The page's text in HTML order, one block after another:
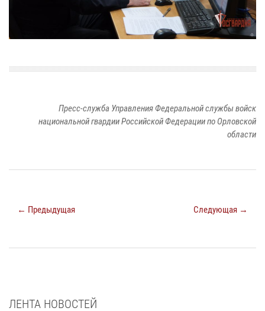
Пресс-служба Управления Федеральной службы войск
национальной гвардии Российской Федерации по Орловской
области
← Предыдущая Следующая →
ЛЕНТА НОВОСТЕЙ